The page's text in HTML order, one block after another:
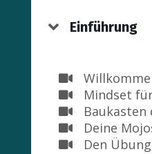
Einführung
Mindset
Deine
Den